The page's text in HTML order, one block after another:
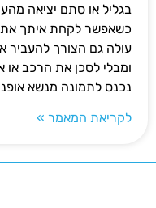
בגליל או סתם יציאה
כשאפשר לקחת איתך את
עולה גם הצורך להעביר
ומבלי לסכן את הרכב או
נכנס לתמונה מנשא
לקריאת המאמר »